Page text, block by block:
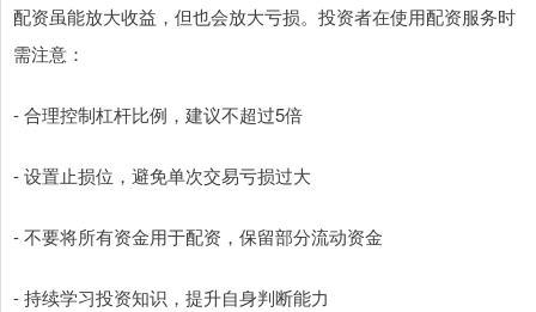
配资虽能放大收益，但也会放大亏损。投资者在使用配资服务时
需注意：
- 合理控制杠杆比例，建议不超过5倍
- 设置止损位，避免单次交易亏损过大
- 不要将所有资金用于配资，保留部分流动资金
- 持续学习投资知识，提升自身判断能力